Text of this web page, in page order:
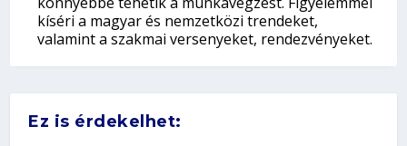
kíséri a magyar és nemzetközi trendeket,
valamint a szakmai versenyeket, rendezvényeket.
Ez is érdekelhet: